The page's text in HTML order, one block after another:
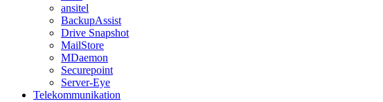
ansitel
BackupAssist
Drive Snapshot
MailStore
MDaemon
Securepoint
Server-Eye
Telekommunikation